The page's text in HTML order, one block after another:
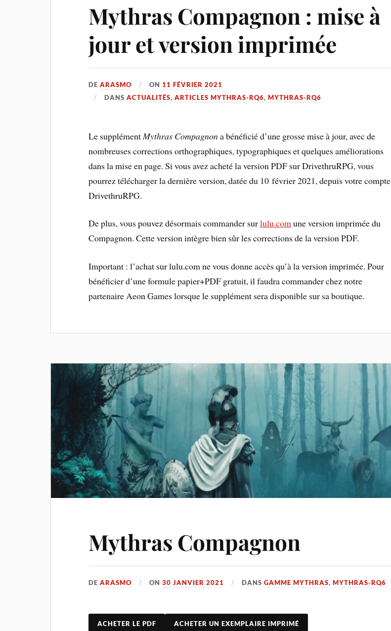
Mythras Compagnon : mise à
jour et version imprimée
DEARASMO ON 11 FÉVRIER 2021
DANSACTUALITÉS,ARTICLES MYTHRAS-RQ6,MYTHRAS-RQ6
Le supplément Mythras Compagnona bénéficié d’une grosse mise à jour, avec de
nombreuses corrections orthographiques, typographiques et quelques améliorations
dans la mise en page. Si vous avez acheté la version PDF sur DrivethruRPG, vous
pourrez télécharger la dernière version, datée du 10 février 2021, depuis votre compte
DrivethruRPG.
De plus, vous pouvez désormais commander surlulu.comune version imprimée du
Compagnon. Cette version intègre bien sûr les corrections de la version PDF.
Important : l’achat sur lulu.com ne vous donne accès qu’à la version imprimée. Pour
bénéficier d’une formule papier+PDF gratuit, il faudra commander chez notre
partenaire Aeon Games lorsque le supplément sera disponible sur sa boutique.
Mythras Compagnon
DEARASMO ON30 JANVIER 2021 DANSGAMME MYTHRAS,MYTHRAS-RQ6
ACHETER LE PDF ACHETER UN EXEMPLAIRE IMPRIMÉ